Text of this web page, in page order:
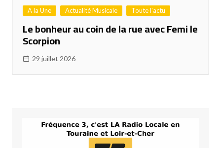
A la Une Actualité Musicale Toute l'actu
Le bonheur au coin de la rue avec Femi le
Scorpion
29 juillet 2026